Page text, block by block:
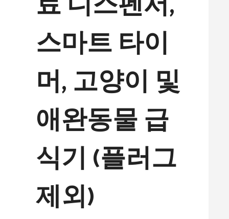
스마트 타이
머, 고양이 및
애완동물 급
식기 (플러그
제외)